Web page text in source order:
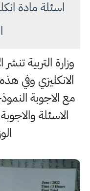
اسئلة مادة
وزارة التربية
الانكليزي وفي
مع الاجوبة
الاسئلة